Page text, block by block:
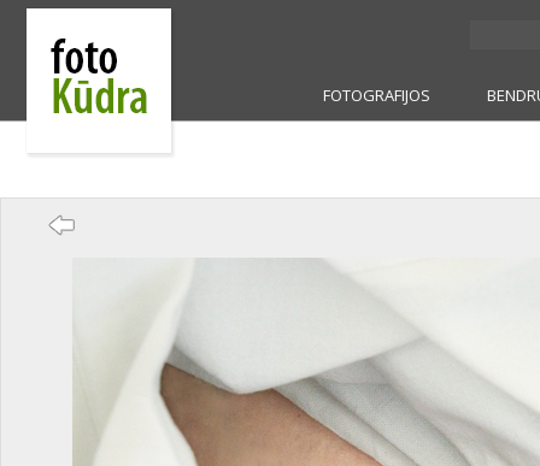
FOTOGRAFIJOS